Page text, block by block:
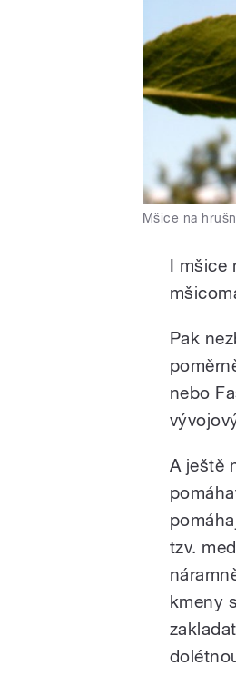
Mšice na
I mšice
Pak
nebo
A ještě
tzv.
kmeny